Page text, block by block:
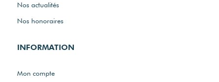
Nos actualités
Nos honoraires
INFORMATION
Mon compte